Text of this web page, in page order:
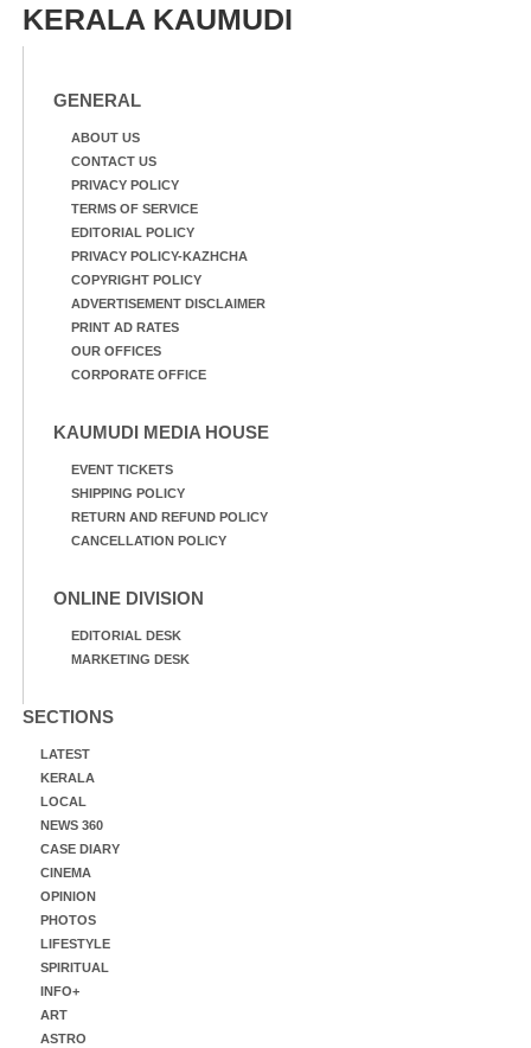
KERALA KAUMUDI
GENERAL
ABOUT US
CONTACT US
PRIVACY POLICY
TERMS OF SERVICE
EDITORIAL POLICY
PRIVACY POLICY-KAZHCHA
COPYRIGHT POLICY
ADVERTISEMENT DISCLAIMER
PRINT AD RATES
OUR OFFICES
CORPORATE OFFICE
KAUMUDI MEDIA HOUSE
EVENT TICKETS
SHIPPING POLICY
RETURN AND REFUND POLICY
CANCELLATION POLICY
ONLINE DIVISION
EDITORIAL DESK
MARKETING DESK
SECTIONS
LATEST
KERALA
LOCAL
NEWS 360
CASE DIARY
CINEMA
OPINION
PHOTOS
LIFESTYLE
SPIRITUAL
INFO+
ART
ASTRO